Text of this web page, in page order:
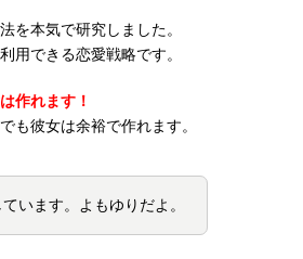
を本気で研究しました。
用できる恋愛戦略です。
作れます！
も彼女は余裕で作れます。
います。よもゆりだよ。